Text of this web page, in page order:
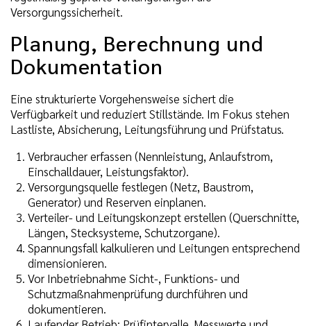
Versorgungssicherheit.
Planung, Berechnung und
Dokumentation
Eine strukturierte Vorgehensweise sichert die
Verfügbarkeit und reduziert Stillstände. Im Fokus stehen
Lastliste, Absicherung, Leitungsführung und Prüfstatus.
Verbraucher erfassen (Nennleistung, Anlaufstrom,
Einschalldauer, Leistungsfaktor).
Versorgungsquelle festlegen (Netz, Baustrom,
Generator) und Reserven einplanen.
Verteiler- und Leitungskonzept erstellen (Querschnitte,
Längen, Stecksysteme, Schutzorgane).
Spannungsfall kalkulieren und Leitungen entsprechend
dimensionieren.
Vor Inbetriebnahme Sicht-, Funktions- und
Schutzmaßnahmenprüfung durchführen und
dokumentieren.